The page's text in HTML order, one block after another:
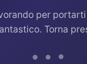
per
Torna